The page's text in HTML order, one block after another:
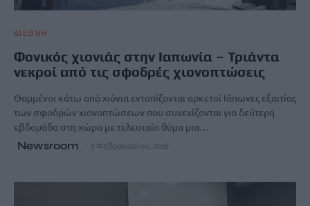
ΔΙΕΘΝΗ
Φονικός χιονιάς στην Ιαπωνία – Τριάντα
νεκροί από τις σφοδρές χιονοπτώσεις
Θαμμένοι κάτω από χιόνια εντοπίζονται αρκετοί Ιάπωνες εξαιτίας
των σφοδρών χιονοπτώσεων που συνεχίζονται για δεύτερη
εβδομάδα στη χώρα με τελευταίο θύμα μια…
Newsroom 3 Φεβρουαρίου, 2026